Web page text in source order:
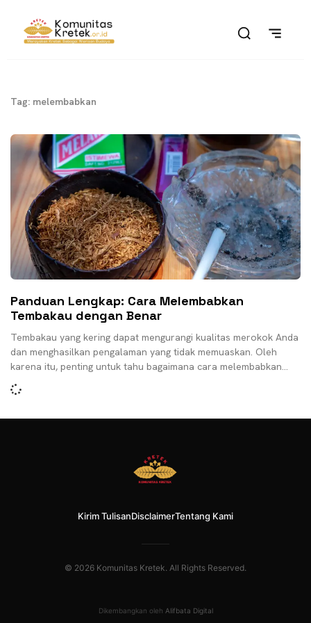
Tag: melembabkan
Panduan Lengkap: Cara Melembabkan
Tembakau dengan Benar
Tembakau yang kering dapat mengurangi kualitas merokok Anda
dan menghasilkan pengalaman yang tidak memuaskan. Oleh
karena itu, penting untuk tahu bagaimana cara melembabkan
tembakau dengan
Kirim TulisanDisclaimerTentang Kami
© 2026 Komunitas Kretek. All Rights Reserved.
Dikembangkan oleh Alifbata Digital